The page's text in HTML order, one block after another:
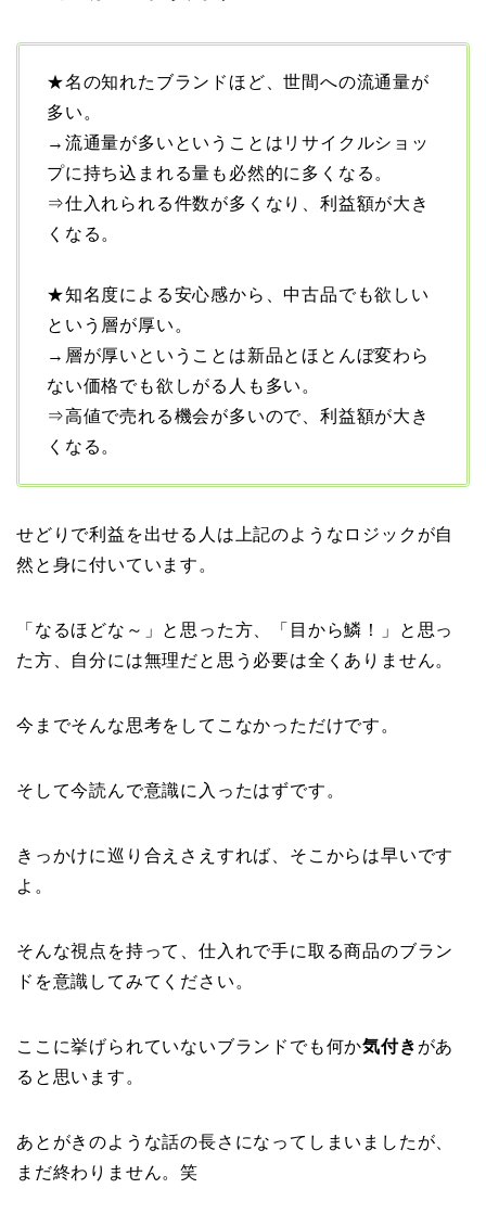
★名の知れたブランドほど、世間への流通量が
多い。
→流通量が多いということはリサイクルショッ
プに持ち込まれる量も必然的に多くなる。
⇒仕入れられる件数が多くなり、利益額が大き
くなる。
★知名度による安心感から、中古品でも欲しい
という層が厚い。
→層が厚いということは新品とほとんぼ変わら
ない価格でも欲しがる人も多い。
⇒高値で売れる機会が多いので、利益額が大き
くなる。
せどりで利益を出せる人は上記のようなロジックが自
然と身に付いています。
「なるほどな～」と思った方、「目から鱗！」と思っ
た方、自分には無理だと思う必要は全くありません。
今までそんな思考をしてこなかっただけです。
そして今読んで意識に入ったはずです。
きっかけに巡り合えさえすれば、そこからは早いです
よ。
そんな視点を持って、仕入れで手に取る商品のブラン
ドを意識してみてください。
ここに挙げられていないブランドでも何か気付き があ
ると思います。
あとがきのような話の長さになってしまいましたが、
まだ終わりません。笑